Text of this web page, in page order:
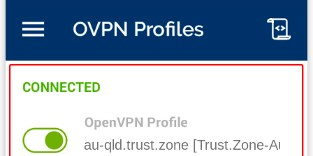
au-qld.trust.zone [Trust.Zone-